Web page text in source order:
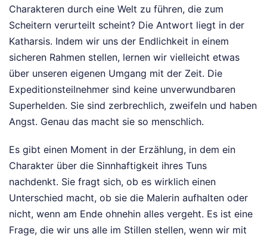
Charakteren durch eine Welt zu führen, die zum
Scheitern verurteilt scheint? Die Antwort liegt in der
Katharsis. Indem wir uns der Endlichkeit in einem
sicheren Rahmen stellen, lernen wir vielleicht etwas
über unseren eigenen Umgang mit der Zeit. Die
Expeditionsteilnehmer sind keine unverwundbaren
Superhelden. Sie sind zerbrechlich, zweifeln und haben
Angst. Genau das macht sie so menschlich.
Es gibt einen Moment in der Erzählung, in dem ein
Charakter über die Sinnhaftigkeit ihres Tuns
nachdenkt. Sie fragt sich, ob es wirklich einen
Unterschied macht, ob sie die Malerin aufhalten oder
nicht, wenn am Ende ohnehin alles vergeht. Es ist eine
Frage, die wir uns alle im Stillen stellen, wenn wir mit